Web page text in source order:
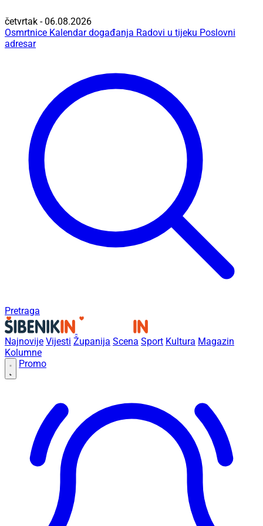
četvrtak - 06.08.2026
Osmrtnice Kalendar događanja Radovi u tijeku Poslovni
adresar
Pretraga
Najnovije Vijesti Županija Scena Sport Kultura Magazin
Kolumne
Promo